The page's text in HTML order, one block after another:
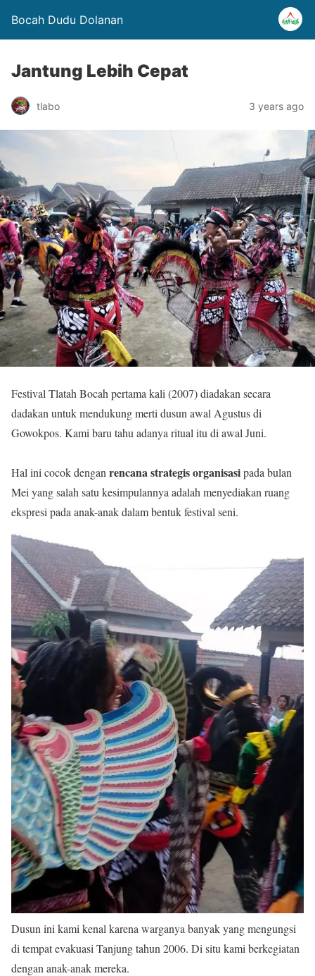
Bocah Dudu Dolanan
Jantung Lebih Cepat
tlabo 3 years ago
Festival Tlatah Bocah pertama kali (2007) diadakan secara
dadakan untuk mendukung merti dusun awal Agustus di
Gowokpos. Kami baru tahu adanya ritual itu di awal Juni.
Hal ini cocok dengan rencana strategis organisasipada bulan
Mei yang salah satu kesimpulannya adalah menyediakan ruang
ekspresi pada anak-anak dalam bentuk festival seni.
Dusun ini kami kenal karena warganya banyak yang mengungsi
di tempat evakuasi Tanjung tahun 2006. Di situ kami berkegiatan
dengan anak-anak mereka.